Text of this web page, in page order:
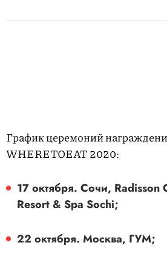
График церемоний
WHERETOEAT 2020:
17 октября. Сочи, Radisson
Resort & Spa Sochi;
22 октября. Москва, ГУМ;